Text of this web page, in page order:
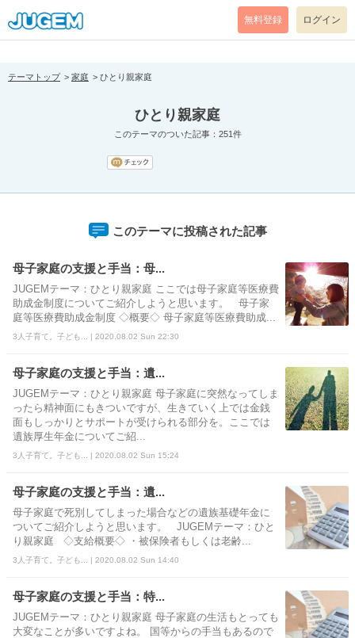
[pear_error: message="Success" code=0 mode=return level=notice
prefix="" info=""]
無料登録 ログイン
テーマトップ 家庭 ひとり親家庭
ひとり親家庭
このテーマのついた記事：251件
このテーマに投稿された記事
母子家庭の支援と手当：母...
JUGEMテーマ：ひとり親家庭 ここでは母子家庭等医療費
助成金制度についてご紹介しようと思います。 母子家
庭等医療費助成金制度 ◇概要◇ 母子家庭等医療費助成...
3人子育て。子ども... | 2020.08.02 Sun 22:30
母子家庭の支援と手当：遺...
JUGEMテーマ：ひとり親家庭 母子家庭に突然なってしま
ったら精神面にもきついですが、生きていく上では金銭
面もしっかりとサポートが受けられる部分を。ここでは
遺族厚生年金についてご紹...
3人子育て。子ども... | 2020.08.02 Sun 15:24
母子家庭の支援と手当：遺...
母子家庭で死別してしまった場合などの遺族基礎年金に
ついてご紹介しようと思います。 JUGEMテーマ：ひと
り親家庭 ◇支給概要◇ ・被保険者もしくは老齢...
3人子育て。子ども... | 2020.08.02 Sun 14:40
母子家庭の支援と手当：特...
JUGEMテーマ：ひとり親家庭 母子家庭の生活もとっても
大変なことが多いですよね。 国等からの手当もあるので